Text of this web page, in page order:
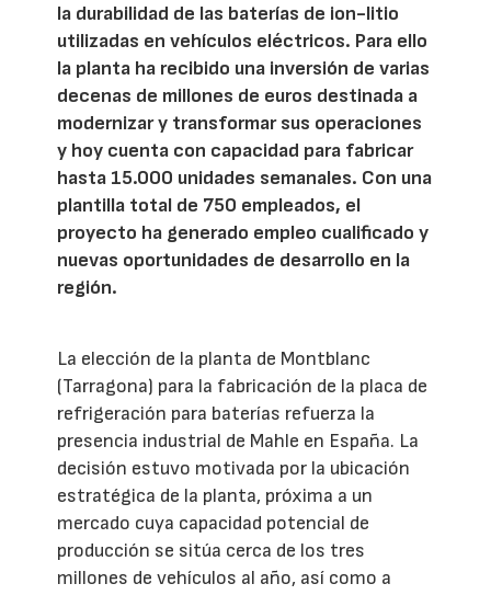
la durabilidad de las baterías de ion-litio
utilizadas en vehículos eléctricos. Para ello
la planta ha recibido una inversión de varias
decenas de millones de euros destinada a
modernizar y transformar sus operaciones
y hoy cuenta con capacidad para fabricar
hasta 15.000 unidades semanales. Con una
plantilla total de 750 empleados, el
proyecto ha generado empleo cualificado y
nuevas oportunidades de desarrollo en la
región.
La elección de la planta de Montblanc
(Tarragona) para la fabricación de la placa de
refrigeración para baterías refuerza la
presencia industrial de Mahle en España. La
decisión estuvo motivada por la ubicación
estratégica de la planta, próxima a un
mercado cuya capacidad potencial de
producción se sitúa cerca de los tres
millones de vehículos al año, así como a